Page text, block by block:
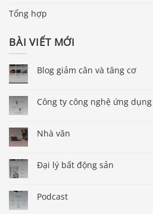
Tổng hợp
BÀI VIẾT MỚI
Blog giảm cân và tăng cơ
Công ty công nghệ ứng dụng
Nhà văn
Đại lý bất động sản
Podcast